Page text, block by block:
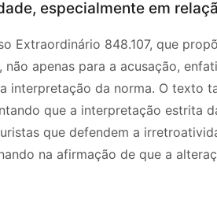
especialmente em
Extraordinário 848.107, que
apenas para a acusação,
interpretação da norma. O texto
que a interpretação estrita
que defendem a
na afirmação de que a